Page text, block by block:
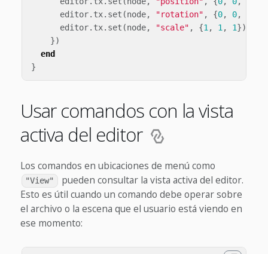
editor. tx. set (node, "rotation" , {0, 0,
editor. tx. set (node, "scale" , {1 , 1 , 1})
})
end
}
Usar comandos con la vista
activa del editor
Los comandos en ubicaciones de menú como
"View"
pueden consultar la vista activa del editor.
Esto es útil cuando un comando debe operar sobre
el archivo o la escena que el usuario está viendo en
ese momento: